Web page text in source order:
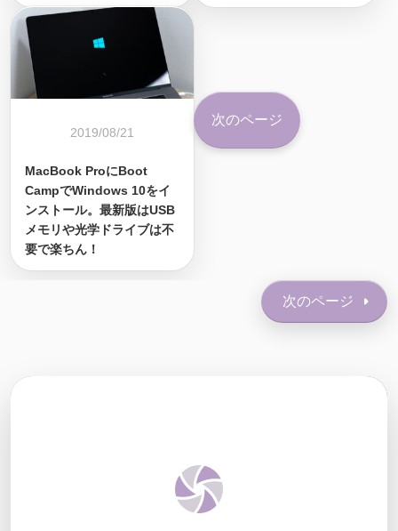
2019/08/21
MacBook ProにBoot
CampでWindows 10をイ
ンストール。最新版はUSB
メモリや光学ドライブは不
要で楽ちん！
次のページ
次のページ